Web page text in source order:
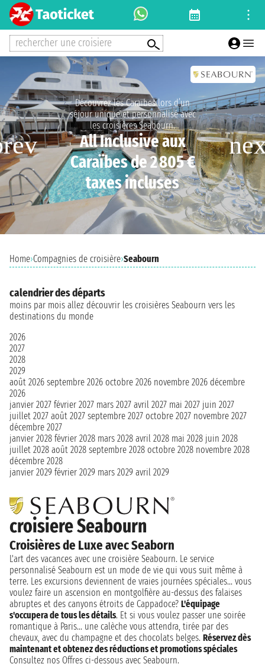
rechercher une croisiere
Découvrez les Caraïbes lors d’un
séjour unique et personnalisé avec
les croisières Seabourn.
All Inclusive aux
Caraïbes de 2 805 €
taxes incluses
Home›Compagnies de croisière›Seabourn
croisiere Seabourn
Croisières de Luxe avec Seaborn
L'art des vacances avec une croisière Seabourn. Le service
personnalisé Seabourn est un mode de vie qui vous suit même à
terre. Les excursions deviennent de vraies journées spéciales... vous
voulez faire un ascension en montgolfière au-dessus des falaises
abruptes et des canyons étroits de Cappadoce? L'équipage
s'occupera de tous les détails. Et si vous voulez passer une soirée
romantique à Paris... une calèche vous attendra, tirée par des
chevaux, avec du champagne et des chocolats belges. Réservez dès
maintenant et obtenez des réductions et promotions spéciales
Consultez nos Offres ci-dessous avec Seabourn.
calendrier des départs
moins par mois allez découvrir les croisières Seabourn vers les
destinations du monde
2026
2027
2028
2029
août 2026 septembre 2026 octobre 2026 novembre 2026 décembre
2026
janvier 2027 février 2027 mars 2027 avril 2027 mai 2027 juin 2027
juillet 2027 août 2027 septembre 2027 octobre 2027 novembre 2027
décembre 2027
janvier 2028 février 2028 mars 2028 avril 2028 mai 2028 juin 2028
juillet 2028 août 2028 septembre 2028 octobre 2028 novembre 2028
décembre 2028
janvier 2029 février 2029 mars 2029 avril 2029